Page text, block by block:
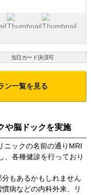
当日カード決済可
ン一覧を見る
や脳ドックを実施
ニックの名前の通りMRI
、各種健診を行っており
もあるかもしれません
病などの内科外来、リ